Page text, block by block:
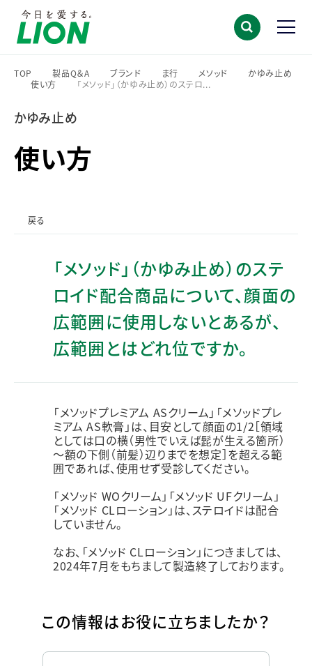
TOP
>
製品Q＆A
>
ブランド
>
ま行
>
メソッド
かゆみ止め
使い方
「メソッド」（かゆみ止め）のステロ...
かゆみ止め
使い方
戻る
「メソッド」（かゆみ止め）のステ
ロイド配合商品について、顔面の
広範囲に使用しないとあるが、
広範囲とはどれ位ですか。
「メソッドプレミアム ASクリーム」「メソッドプレ
ミアム AS軟膏」は、目安として顔面の1/2［領域
としては口の横（男性でいえば髭が生える箇所）
～額の下側（前髪）辺りまでを想定］を超える範
囲であれば、使用せず受診してください。
「メソッド WOクリーム」「メソッド UFクリーム」
「メソッド CLローション」は、ステロイドは配合
していません。
なお、「メソッド CLローション」につきましては、
2024年7月をもちまして製造終了しております。
この情報はお役に立ちましたか？